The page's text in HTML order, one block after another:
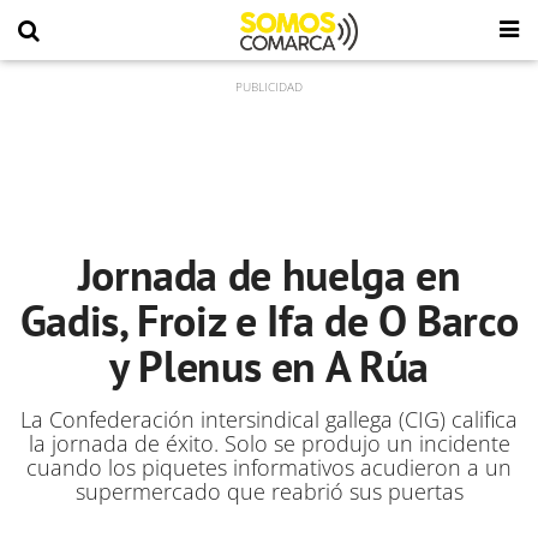
Jornada de huelga en
Gadis, Froiz e Ifa de O Barco
y Plenus en A Rúa
La Confederación intersindical gallega (CIG) califica
la jornada de éxito. Solo se produjo un incidente
cuando los piquetes informativos acudieron a un
supermercado que reabrió sus puertas